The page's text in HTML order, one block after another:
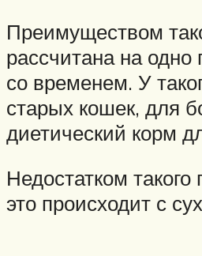
Преимуществом
рассчитана на одно
со временем. У
старых кошек, для
диетический корм
Недостатком
это происходит с